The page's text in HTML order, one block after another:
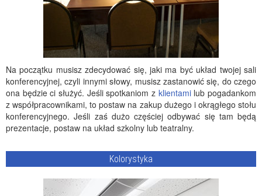
Na początku musisz zdecydować się, jaki ma być układ twojej sali
konferencyjnej, czyli innymi słowy, musisz zastanowić się, do czego
ona będzie ci służyć. Jeśli spotkaniom z klientamilub pogadankom
z współpracownikami, to postaw na zakup dużego i okrągłego stołu
konferencyjnego. Jeśli zaś dużo częściej odbywać się tam będą
prezentacje, postaw na układ szkolny lub teatralny.
Kolorystyka